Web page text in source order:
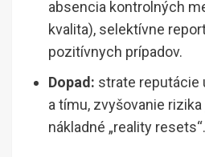
absencia kontrolných
kvalita), selektívne
pozitívnych prípadov.
Dopad: strate reputácie
a tímu, zvyšovanie
nákladné „reality resets“.